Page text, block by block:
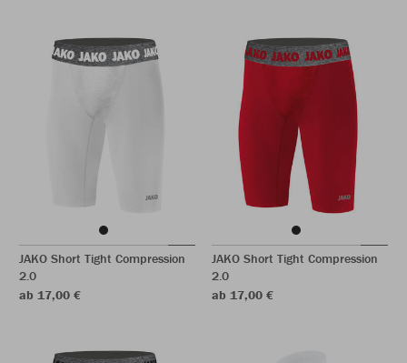
JAKO Short Tight Compression
2.0
ab 17,00 €
JAKO Short Tight Compression
2.0
ab 17,00 €